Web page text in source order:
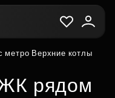
метро Верхние котлы
рядом